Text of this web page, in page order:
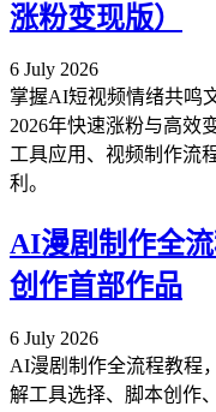
涨粉变现版）
6 July 2026
掌握AI短视频情绪共鸣
2026年快速涨粉与高效
工具应用、视频制作流
利。
AI漫剧制作全
创作首部作品
6 July 2026
AI漫剧制作全流程教程
解工具选择、脚本创作